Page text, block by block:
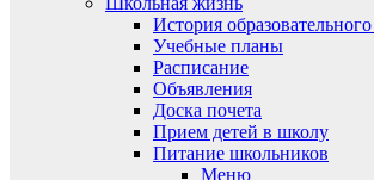
История
Учебные планы
Расписание
Объявления
Доска почета
Прием детей в школу
Питание школьников
Меню